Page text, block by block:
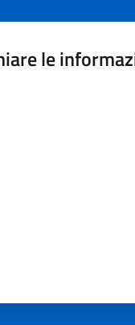
le